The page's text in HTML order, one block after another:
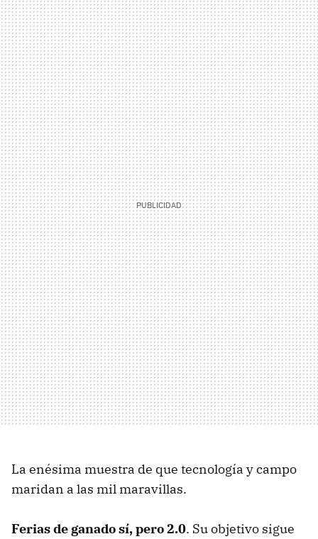
La enésima muestra de que tecnología y campo
maridan a las mil maravillas.
Ferias de ganado sí, pero 2.0. Su objetivo sigue